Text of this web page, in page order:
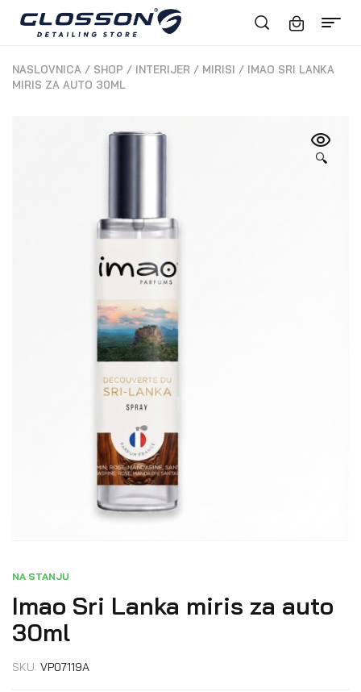
NASLOVNICA / SHOP / INTERIJER / MIRISI / IMAO SRI LANKA
MIRIS ZA AUTO 30ML
🔍
NA STANJU
Imao Sri Lanka miris za auto
30ml
SKU: VP07119A